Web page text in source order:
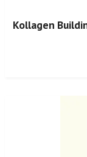
Kollagen